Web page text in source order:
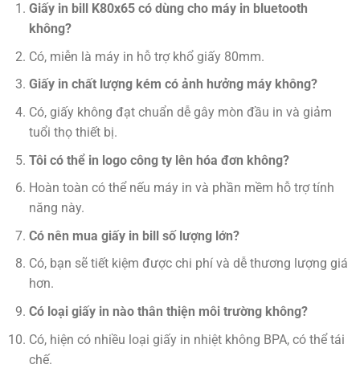
Giấy in bill K80x65 có dùng cho máy in bluetooth
không?
Có, miễn là máy in hỗ trợ khổ giấy 80mm.
Giấy in chất lượng kém có ảnh hưởng máy không?
Có, giấy không đạt chuẩn dễ gây mòn đầu in và giảm
tuổi thọ thiết bị.
Tôi có thể in logo công ty lên hóa đơn không?
Hoàn toàn có thể nếu máy in và phần mềm hỗ trợ tính
năng này.
Có nên mua giấy in bill số lượng lớn?
Có, bạn sẽ tiết kiệm được chi phí và dễ thương lượng giá
hơn.
Có loại giấy in nào thân thiện môi trường không?
Có, hiện có nhiều loại giấy in nhiệt không BPA, có thể tái
chế.